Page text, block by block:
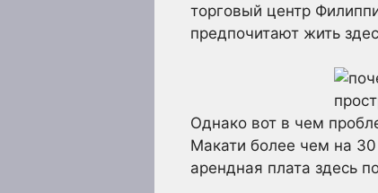
торговый центр
предпочитают жить
Однако вот в чем
Макати более чем на
арендная плата здесь